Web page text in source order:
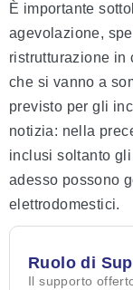
È importante
agevolazione,
ristrutturazione in
che si vanno a
previsto per gli
notizia: nella
inclusi soltanto
adesso possono
elettrodomestici.
Ruolo di
Il supporto